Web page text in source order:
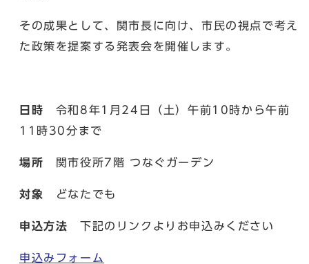
その成果として、関市長に向け、市民の視点で考え
た政策を提案する発表会を開催します。
日時 令和8年1月24日（土）午前10時から午前
11時30分まで
場所 関市役所7階 つなぐガーデン
対象 どなたでも
申込方法 下記のリンクよりお申込みください
申込みフォーム